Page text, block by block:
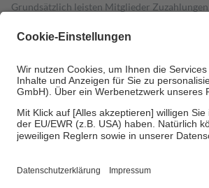
Grundsätzlich leisten Mitglieder
Diese Regeln gelten grundsätzlich auch für
Um das Engagement der Versicherten für
• Kindern und Jugendlichen bis zum
• Untersuchungen zur Vorsorge und
• empfohlenen Schutzimpfungen
• Harn- und Blutteststreifen
Informationen findest du hier: https://